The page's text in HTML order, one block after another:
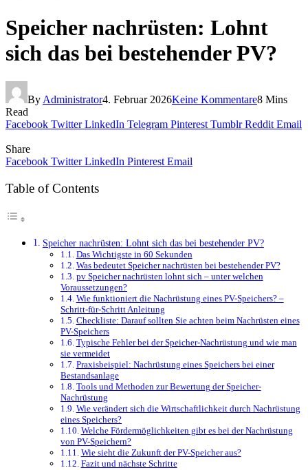
Speicher nachrüsten: Lohnt
sich das bei bestehender PV?
By Administrator4. Februar 2026Keine Kommentare8 Mins
Read
Facebook Twitter LinkedIn Telegram Pinterest Tumblr Reddit Email
Share
Facebook Twitter LinkedIn Pinterest Email
Table of Contents
Speicher nachrüsten: Lohnt sich das bei bestehender PV?
Das Wichtigste in 60 Sekunden
Was bedeutet Speicher nachrüsten bei bestehender PV?
pv Speicher nachrüsten lohnt sich – unter welchen
Voraussetzungen?
Wie funktioniert die Nachrüstung eines PV-Speichers? –
Schritt-für-Schritt Anleitung
Checkliste: Darauf sollten Sie achten beim Nachrüsten eines
PV-Speichers
Typische Fehler bei der Speicher-Nachrüstung und wie man
sie vermeidet
Praxisbeispiel: Nachrüstung eines Speichers bei einer
Bestandsanlage
Tools und Methoden zur Bewertung der Speicher-
Nachrüstung
Wie verändert sich die Wirtschaftlichkeit durch Nachrüstung
eines Speichers?
Welche Fördermöglichkeiten gibt es bei der Nachrüstung
von PV-Speichern?
Wie sieht die Zukunft der PV-Speicher aus?
Fazit und nächste Schritte